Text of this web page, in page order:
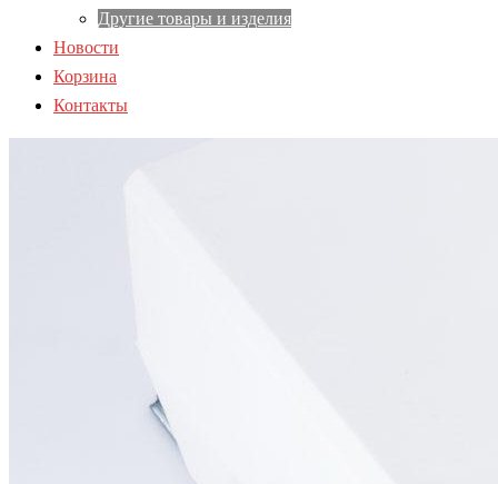
Другие товары и изделия
Новости
Корзина
Контакты